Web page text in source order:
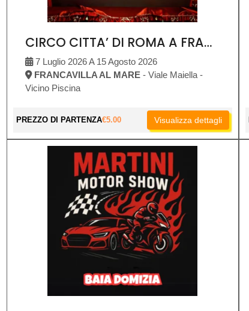
CIRCO CITTA’ DI ROMA A FRANCAVILLA AL MARE
7 Luglio 2026 A 15 Agosto 2026
FRANCAVILLA AL MARE - Viale Maiella -
Vicino Piscina
PREZZO DI PARTENZA€5.00 Visualizza dettagli